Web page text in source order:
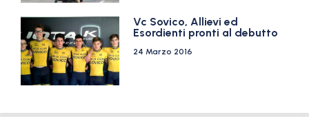
Vc Sovico, Allievi ed
Esordienti pronti al debutto
24 Marzo 2016